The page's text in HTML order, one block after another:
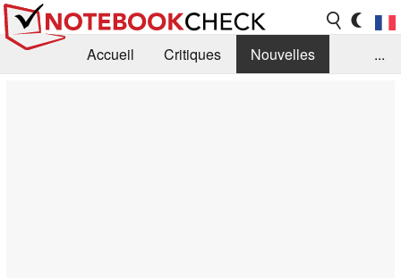
Accueil Critiques
Nouvelles
...